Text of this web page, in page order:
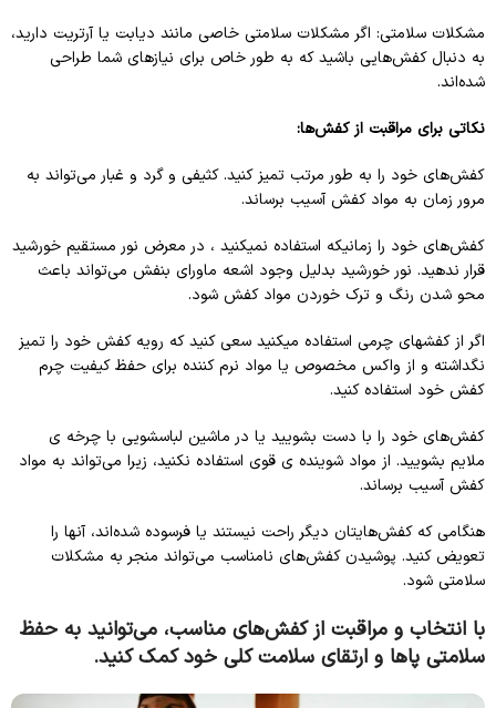
مشکلات سلامتی: اگر مشکلات سلامتی خاصی مانند دیابت یا آرتریت دارید،
به دنبال کفش‌هایی باشید که به طور خاص برای نیازهای شما طراحی
شده‌اند.
نکاتی برای مراقبت از کفش‌ها:
کفش‌های خود را به طور مرتب تمیز کنید. کثیفی و گرد و غبار می‌تواند به
مرور زمان به مواد کفش آسیب برساند.
کفش‌های خود را زمانیکه استفاده نمیکنید ، در معرض نور مستقیم خورشید
قرار ندهید. نور خورشید بدلیل وجود اشعه ماورای بنفش می‌تواند باعث
محو شدن رنگ و ترک خوردن مواد کفش شود.
اگر از کفشهای چرمی استفاده میکنید سعی کنید که رویه کفش خود را تمیز
نگداشته و از واکس مخصوص یا مواد نرم کننده برای حفظ کیفیت چرم
کفش خود استفاده کنید.
کفش‌های خود را با دست بشویید یا در ماشین لباسشویی با چرخه ی
ملایم بشویید. از مواد شوینده ی قوی استفاده نکنید، زیرا می‌تواند به مواد
کفش آسیب برساند.
هنگامی که کفش‌هایتان دیگر راحت نیستند یا فرسوده شده‌اند، آنها را
تعویض کنید. پوشیدن کفش‌های نامناسب می‌تواند منجر به مشکلات
سلامتی شود.
با انتخاب و مراقبت از کفش‌های مناسب، می‌توانید به حفظ
سلامتی پاها و ارتقای سلامت کلی خود کمک کنید.